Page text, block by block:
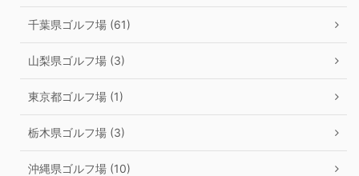
千葉県ゴルフ場 (61)
山梨県ゴルフ場 (3)
東京都ゴルフ場 (1)
栃木県ゴルフ場 (3)
沖縄県ゴルフ場 (10)